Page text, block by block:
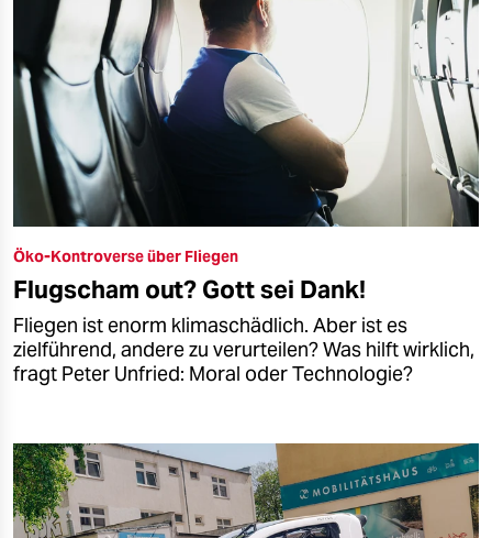
Öko-Kontroverse über Fliegen
Flugscham out? Gott sei Dank!
Fliegen ist enorm klimaschädlich. Aber ist es
zielführend, andere zu verurteilen? Was hilft wirklich,
fragt Peter Unfried: Moral oder Technologie?